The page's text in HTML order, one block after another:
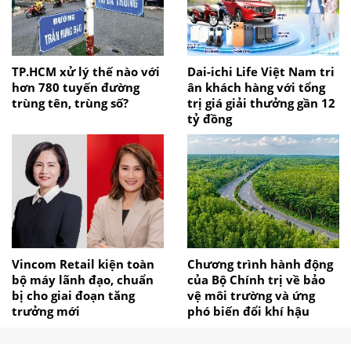
TP.HCM xử lý thế nào với
hơn 780 tuyến đường
trùng tên, trùng số?
Dai-ichi Life Việt Nam tri
ân khách hàng với tổng
trị giá giải thưởng gần 12
tỷ đồng
Vincom Retail kiện toàn
bộ máy lãnh đạo, chuẩn
bị cho giai đoạn tăng
trưởng mới
Chương trình hành động
của Bộ Chính trị về bảo
vệ môi trường và ứng
phó biến đổi khí hậu